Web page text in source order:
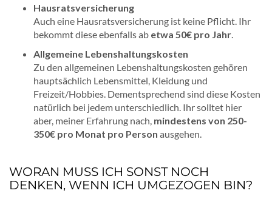
Hausratsversicherung
Auch eine Hausratsversicherung ist keine Pflicht. Ihr
bekommt diese ebenfalls ab etwa 50€ pro Jahr
Allgemeine Lebenshaltungskosten
Zu den allgemeinen Lebenshaltungskosten gehören
hauptsächlich Lebensmittel, Kleidung und
Freizeit/Hobbies. Dementsprechend sind diese Kosten
natürlich bei jedem unterschiedlich. Ihr solltet hier
aber, meiner Erfahrung nach, mindestens von 250-
350€ pro Monat pro Person ausgehen.
WORAN MUSS ICH SONST NOCH
DENKEN, WENN ICH UMGEZOGEN BIN?